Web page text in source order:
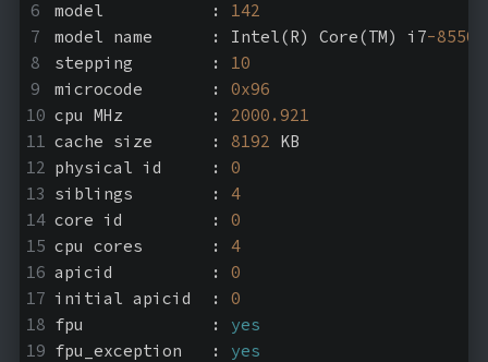
model		: 142
model name	: Intel(R) Core(TM) i7-8550
stepping	: 10
microcode	: 0x96
cpu MHz		: 2000.921
cache size	: 8192
KB
physical id	: 0
siblings	: 4
core id		: 0
cpu cores	: 4
apicid		: 0
initial apicid	: 0
fpu		: yes
fpu_exception	: yes